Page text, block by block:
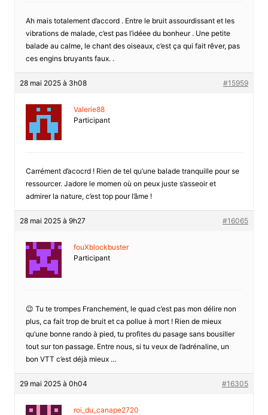
Ah mais totalement d’accord . Entre le bruit assourdissant et les
vibrations de malade, c’est pas l’idéee du bonheur . Une petite
balade au calme, le chant des oiseaux, c’est ça qui fait rêver, pas
ces engins bruyants faux. .
28 mai 2025 à 3h08 #15959
Valerie88
Participant
Carrément d’acocrd ! Rien de tel qu’une balade tranquille pour se
ressourcer. Jadore le momen où on peux juste s’asseoir et
admirer la nature, c’est top pour l’âme !
28 mai 2025 à 9h27 #16065
fouXblockbuster
Participant
😉 Tu te trompes Franchement, le quad c’est pas mon délire non
plus, ca fait trop de bruit et ca pollue à mort ! Rien de mieux
qu’une bonne rando à pied, tu profites du pasage sans bousiller
tout sur ton passage. Entre nous, si tu veux de l’adrénaline, un
bon VTT c’est déjà mieux …
29 mai 2025 à 0h04 #16305
roi_du_canape2720